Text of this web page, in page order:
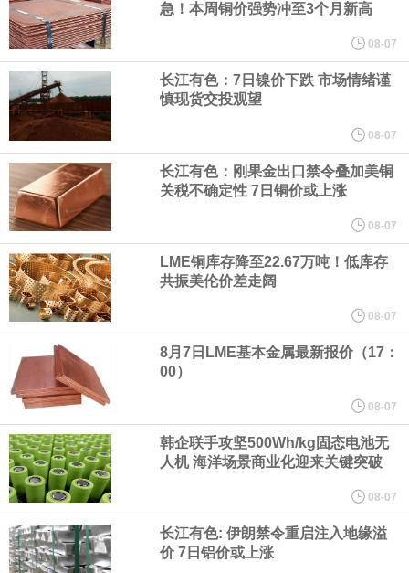
核心技术和知识产权。截至2026年1月31日，公司拥有262项专利权
（含境内发明专利20项）。
纽约期银日内涨4%，现报64.08美元/盎司。
宇树科技董事长、总经理兼首席技术官王兴兴在网上路演时表示，
经过多年研发创新和技术积累，公司逐步形成了包括一体化关节集
成技术、高紧凑度机器人身体集成技术、机器人激光雷达全自研核
心技术等多项已商业化应用的核心技术并已应用于公司的高性能通
用人形机器人、四足机器人等产品。
美国总统特朗普6日否认他对国防部长赫格塞思不满，称对赫格塞思
所做的工作“非常满意”。特朗普在社交媒体上发帖称，一些媒体有关
他与赫格塞思就弹药短缺问题发生冲突的报道是“完全没有根据的谣
言”，他对赫格塞思所做的工作“非常满意”。
急！本周铜价强势冲至3个月新高
08-07
长江有色：7日镍价下跌 市场情绪谨
慎现货交投观望
08-07
长江有色：刚果金出口禁令叠加美铜
关税不确定性 7日铜价或上涨
08-07
LME铜库存降至22.67万吨！低库存
共振美伦价差走阔
08-07
8月7日LME基本金属最新报价（17：
00）
08-07
韩企联手攻坚500Wh/kg固态电池无
人机 海洋场景商业化迎来关键突破
08-07
长江有色: 伊朗禁令重启注入地缘溢
价 7日铝价或上涨